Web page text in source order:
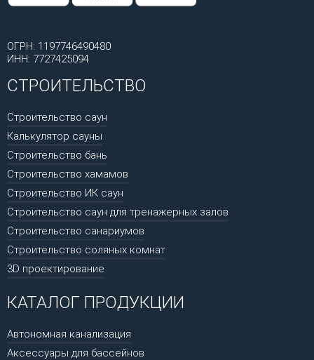
ОГРН: 1197746490480
ИНН: 7727425094
СТРОИТЕЛЬСТВО
Строительство саун
Калькулятор сауны
Строительство бань
Строительство хамамов
Строительство ИК саун
Строительство саун для тренажерных залов
Строительство санариумов
Строительство соляных комнат
3D проектирование
КАТАЛОГ ПРОДУКЦИИ
Автономная канализация
Аксессуары для бассейнов